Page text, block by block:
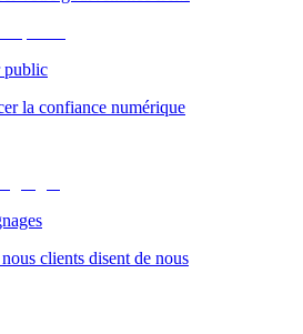
public
la confiance numérique
clients disent de nous